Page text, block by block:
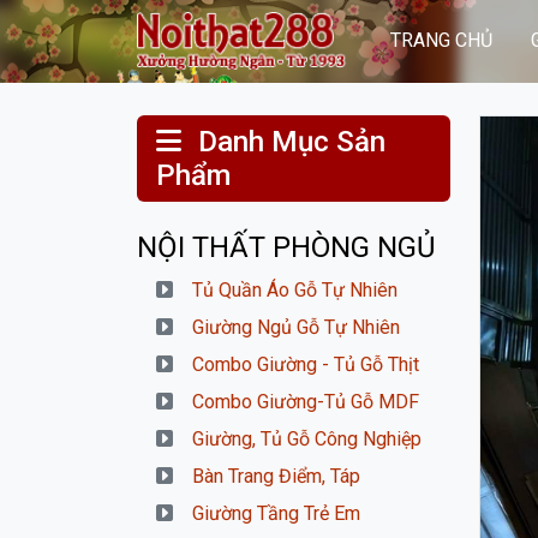
TRANG CHỦ
Danh Mục Sản
Phẩm
NỘI THẤT PHÒNG NGỦ
Tủ Quần Áo Gỗ Tự Nhiên
Giường Ngủ Gỗ Tự Nhiên
Combo Giường - Tủ Gỗ Thịt
Combo Giường-Tủ Gỗ MDF
Giường, Tủ Gỗ Công Nghiệp
Bàn Trang Điểm, Táp
Giường Tầng Trẻ Em